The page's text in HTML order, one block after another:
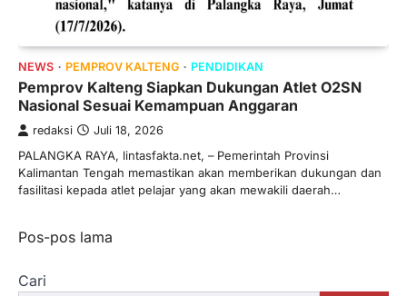
NEWS PEMPROV KALTENG PENDIDIKAN
Pemprov Kalteng Siapkan Dukungan Atlet O2SN
Nasional Sesuai Kemampuan Anggaran
redaksi Juli 18, 2026
PALANGKA RAYA, lintasfakta.net, – Pemerintah Provinsi
Kalimantan Tengah memastikan akan memberikan dukungan dan
fasilitasi kepada atlet pelajar yang akan mewakili daerah…
Navigasi
Pos-pos lama
Cari